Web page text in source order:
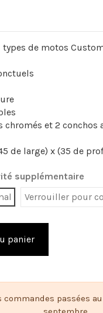
de motos
et 2 conchos
de large) x (35 de
supplémentaire
Verrouiller pour
panier
commandes passées